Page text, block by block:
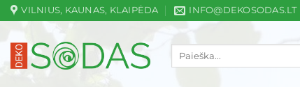
Skip
to
content
VILNIUS, KAUNAS, KLAIPĖDA INFO@DEKOSODAS.LT
Ieškoti: